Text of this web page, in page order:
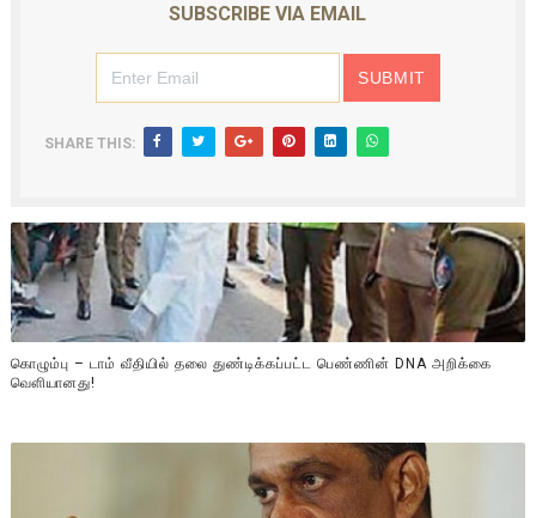
SUBSCRIBE VIA EMAIL
SHARE THIS:
கொழும்பு – டாம் வீதியில் தலை துண்டிக்கப்பட்ட பெண்ணின் DNA அறிக்கை
வௌியானது!